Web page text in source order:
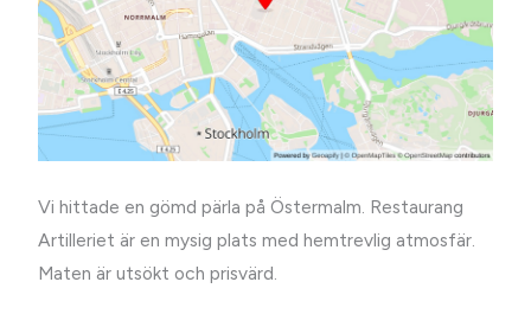
Vi hittade en gömd pärla på Östermalm. Restaurang
Artilleriet är en mysig plats med hemtrevlig atmosfär.
Maten är utsökt och prisvärd.